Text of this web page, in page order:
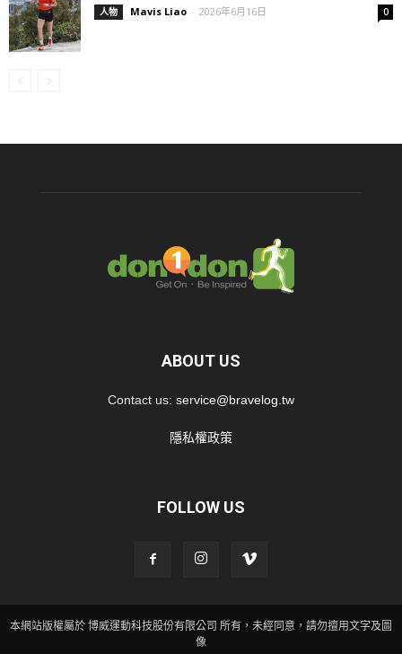
人物 Mavis Liao - 2026年6月16日 0
ABOUT US
Contact us: service@bravelog.tw
隱私權政策
FOLLOW US
本網站版權屬於 博威運動科技股份有限公司 所有，未經同意，請勿擅用文字及圖
像